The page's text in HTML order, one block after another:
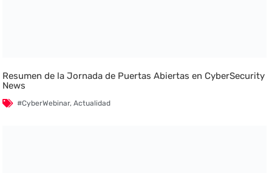
Resumen de la Jornada de Puertas Abiertas en CyberSecurity
News
#CyberWebinar,Actualidad